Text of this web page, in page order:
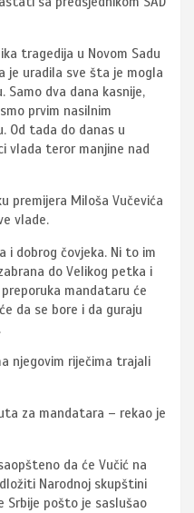
tragedija u Novom Sadu
je uradila sve šta je mogla
Samo dva dana kasnije,
prvim nasilnim
Od tada do danas u
vlada teror manjine nad
premijera Miloša Vučevića
vlade.
i dobrog čovjeka. Ni to im
do Velikog petka i
mandataru će
da se bore i da guraju
njegovim riječima trajali
za mandatara – rekao je
da će Vučić na
Narodnoj skupštini
Srbije pošto je saslušao